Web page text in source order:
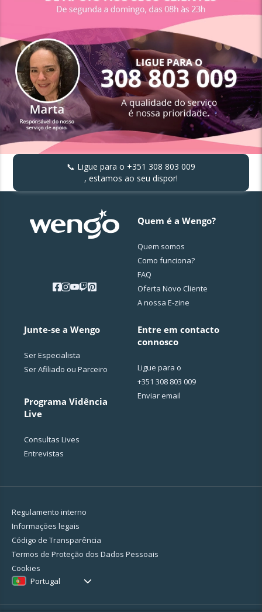
📞 Ligue para o +351 308 803 009
, estamos ao seu dispor!
Quem é a Wengo?
Quem somos
Como funciona?
FAQ
Oferta Novo Cliente
A nossa E-zine
Junte-se a Wengo
Ser Especialista
Ser Afiliado ou Parceiro
Programa Vidência
Live
Consultas Lives
Entrevistas
Entre em contacto
connosco
Ligue para o
+351 308 803 009
Enviar email
Regulamento interno
Informações legais
Código de Transparência
Termos de Proteção dos Dados Pessoais
Cookies
Portugal